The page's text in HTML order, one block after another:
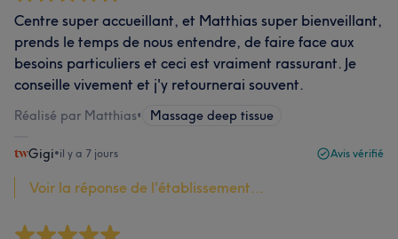
Centre super accueillant, et Matthias super bienveillant,
prends le temps de nous entendre, de faire face aux
besoins particuliers et ceci est vraiment rassurant. Je
conseille vivement et j'y retournerai souvent.
Réalisé par Matthias• Massage deep tissue
Gigi•il y a 7 jours Avis vérifié
Voir la réponse de l'établissement...